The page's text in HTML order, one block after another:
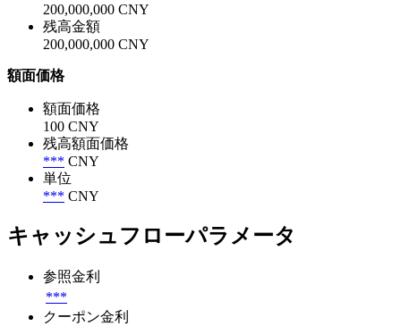
200,000,000 CNY
残高金額
200,000,000 CNY
額面価格
額面価格
100 CNY
残高額面価格
*** CNY
単位
*** CNY
キャッシュフローパラメータ
参照金利
***
クーポン金利